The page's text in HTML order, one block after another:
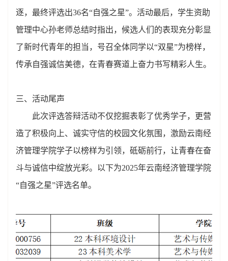
逐，最终评选出36名“自强之星”。活动最后，学生资助
管理中心孙老师总结时指出，候选人们的表现充分彰显
了新时代青年的担当，号召全体同学以“双星”为榜样，
传承自强诚信美德，在青春赛道上奋力书写精彩人生。
三、活动尾声
此次评选答辩活动不仅挖掘表彰了优秀学子，更营
造了积极向上、诚实守信的校园文化氛围，激励云南经
济管理学院学子以榜样为引领，砥砺前行，让青春在奋
斗与诚信中绽放光彩。以下为2025年云南经济管理学院
“自强之星”评选名单。